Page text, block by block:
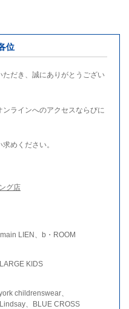
位
だき、誠にありがとうござい
ラインへのアクセスならびに
めください。
グ店
LIEN、b・ROOM
KIDS
childrenswear、
、BLUE CROSS